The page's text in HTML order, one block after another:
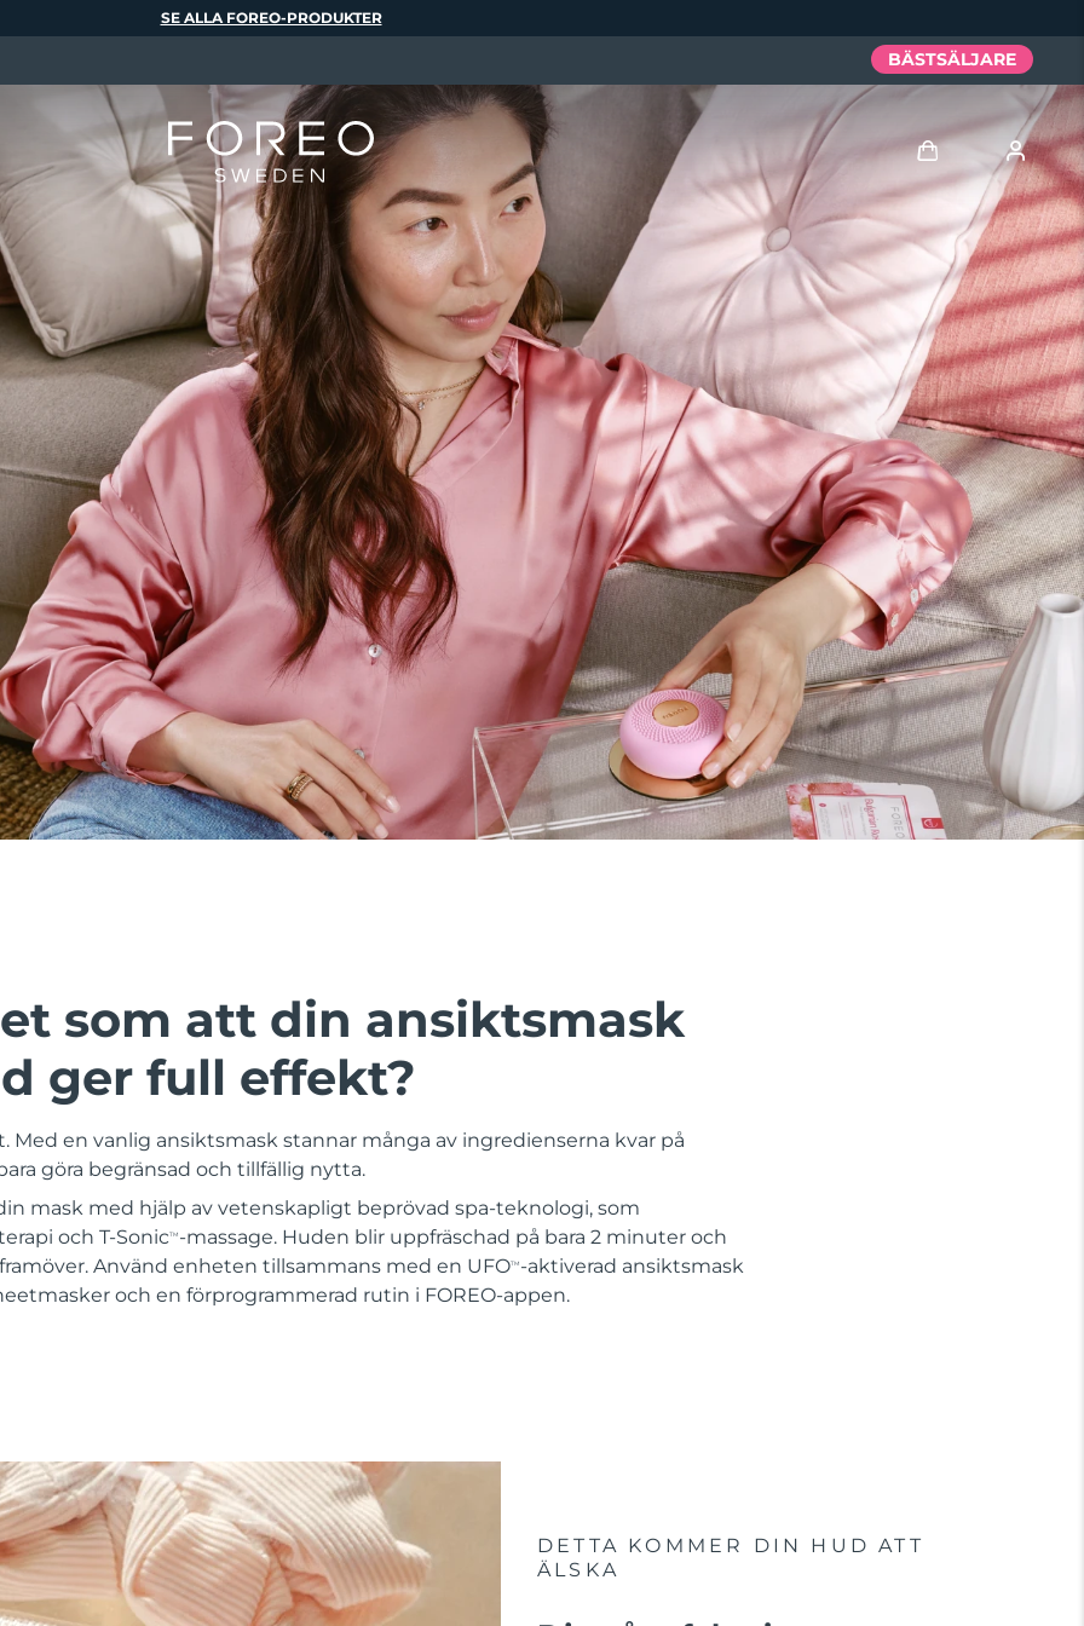
som att din ansiktsmask
ger full effekt?
Med en vanlig ansiktsmask stannar många av ingredienserna kvar på
göra begränsad och tillfällig nytta.
mask med hjälp av vetenskapligt beprövad spa-teknologi, som
och T-SonicTM -massage. Huden blir uppfräschad på bara 2 minuter och
Använd enheten tillsammans med en UFOTM -aktiverad ansiktsmask
och en förprogrammerad rutin i FOREO-appen.
DETTA KOMMER DIN HUD ATT
ÄLSKA
SE ALLA FOREO-PRODUKTER
BÄSTSÄLJARE
Logga in
Användarprofil
Mina enheter
Mina beställningar
Mina adresser
Mina prenumerationer